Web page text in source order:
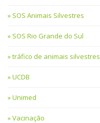
SOS Animais Silvestres
SOS Rio Grande do Sul
tráfico de animais silvestres
UCDB
Unimed
Vacinação